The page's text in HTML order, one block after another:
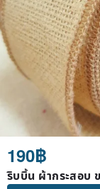
190฿
ริบบิ้น ผ้ากระสอบ